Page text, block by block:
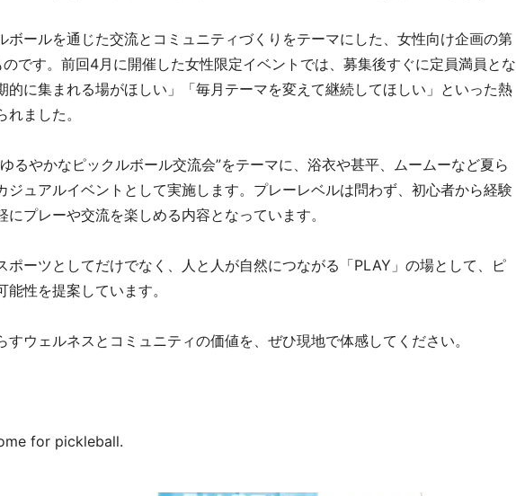
ボールを通じた交流とコミュニティづくりをテーマにした、女性向け企画の第
です。前回4月に開催した女性限定イベントでは、募集後すぐに定員満員とな
的に集まれる場がほしい」「毎月テーマを変えて継続してほしい」といった熱
ました。
るやかなピックルボール交流会”をテーマに、浴衣や甚平、ムームーなど夏ら
ジュアルイベントとして実施します。プレーレベルは問わず、初心者から経験
プレーや交流を楽しめる内容となっています。
ポーツとしてだけでなく、人と人が自然につながる「PLAY」の場として、ピ
性を提案しています。
すウェルネスとコミュニティの価値を、ぜひ現地で体感してください。
for pickleball.